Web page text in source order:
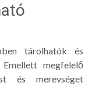
tárolhatók és
megfelelő
és merevséget